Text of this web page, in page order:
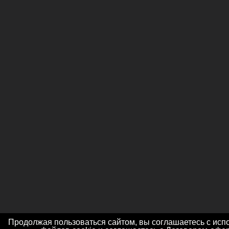
Продолжая пользоваться сайтом, вы соглашаетесь с